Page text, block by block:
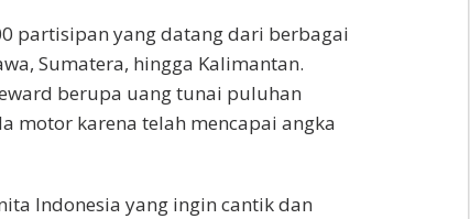
partisipan yang datang dari berbagai
Sumatera, hingga Kalimantan.
berupa uang tunai puluhan
motor karena telah mencapai angka
Indonesia yang ingin cantik dan